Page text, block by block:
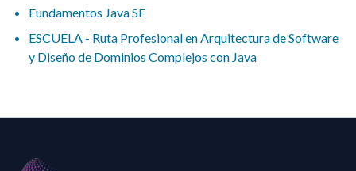
Fundamentos Java SE
ESCUELA - Ruta Profesional en Arquitectura de Software
y Diseño de Dominios Complejos con Java